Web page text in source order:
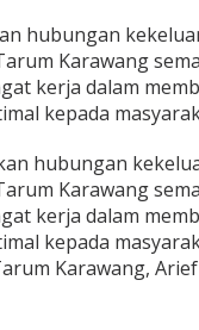
hubungan
Karawang
kerja dalam
kepada
hubungan
Karawang
kerja dalam
kepada
Karawang,